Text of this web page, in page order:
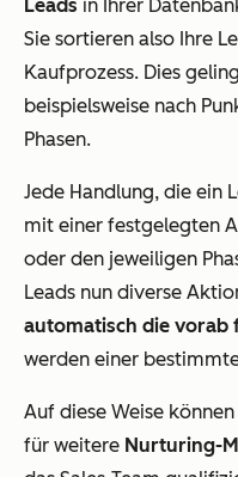
Leads in Ihrer
Sie sortieren also Ihre
Kaufprozess. Dies
beispielsweise nach
Phasen.
Jede Handlung, die ein
mit einer festgelegten
oder den jeweiligen
Leads nun diverse
automatisch die vorab
werden einer
Auf diese Weise
für weitere Nurturing-